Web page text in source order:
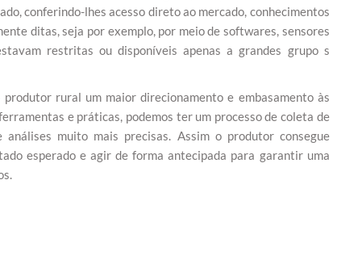
conferindo-lhes acesso direto ao mercado, conhecimentos
ditas, seja por exemplo, por meio de softwares, sensores
restritas ou disponíveis apenas a grandes grupo s
rural um maior direcionamento e embasamento às
e práticas, podemos ter um processo de coleta de
muito mais precisas. Assim o produtor consegue
esperado e agir de forma antecipada para garantir uma